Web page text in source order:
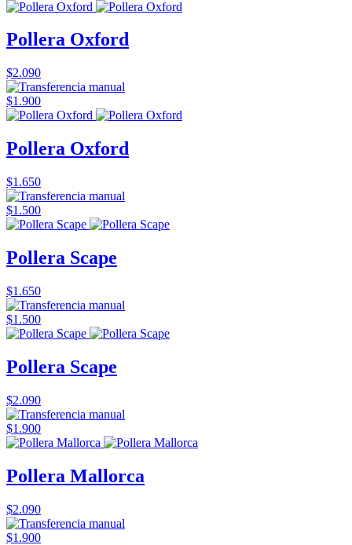
Pollera Oxford
$2.090
$1.900
Pollera Oxford
$1.650
$1.500
Pollera Scape
$1.650
$1.500
Pollera Scape
$2.090
$1.900
Pollera Mallorca
$2.090
$1.900